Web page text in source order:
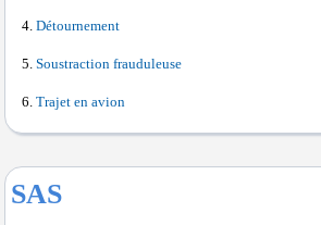
Détournement
Soustraction frauduleuse
Trajet en avion
SAS